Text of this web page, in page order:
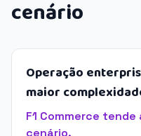
cenário
Operação
maior
F1 Commerce
cenário.